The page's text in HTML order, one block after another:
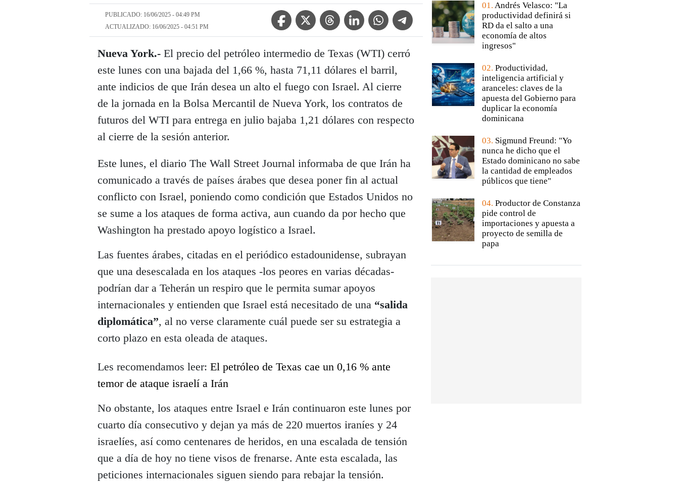
PUBLICADO: 16/06/2025 - 04:49 PM
ACTUALIZADO: 16/06/2025 - 04:51 PM
Facebook IconTwitter IconThreads IconLinkedin IconWhatsApp IconTelegram Icon
Nueva York.- El precio del petróleo intermedio de Texas (WTI) cerró
este lunes con una bajada del 1,66 %, hasta 71,11 dólares el barril,
ante indicios de que Irán desea un alto el fuego con Israel. Al cierre
de la jornada en la Bolsa Mercantil de Nueva York, los contratos de
futuros del WTI para entrega en julio bajaba 1,21 dólares con respecto
al cierre de la sesión anterior.
Este lunes, el diario The Wall Street Journal informaba de que Irán ha
comunicado a través de países árabes que desea poner fin al actual
conflicto con Israel, poniendo como condición que Estados Unidos no
se sume a los ataques de forma activa, aun cuando da por hecho que
Washington ha prestado apoyo logístico a Israel.
Las fuentes árabes, citadas en el periódico estadounidense, subrayan
que una desescalada en los ataques -los peores en varias décadas-
podrían dar a Teherán un respiro que le permita sumar apoyos
internacionales y entienden que Israel está necesitado de una “salida
diplomática”, al no verse claramente cuál puede ser su estrategia a
corto plazo en esta oleada de ataques.
Les recomendamos leer: El petróleo de Texas cae un 0,16 % ante
temor de ataque israelí a Irán
No obstante, los ataques entre Israel e Irán continuaron este lunes por
cuarto día consecutivo y dejan ya más de 220 muertos iraníes y 24
israelíes, así como centenares de heridos, en una escalada de tensión
que a día de hoy no tiene visos de frenarse. Ante esta escalada, las
peticiones internacionales siguen siendo para rebajar la tensión.
01. Andrés Velasco: "La
productividad definirá si
RD da el salto a una
economía de altos
ingresos"
02. Productividad,
inteligencia artificial y
aranceles: claves de la
apuesta del Gobierno para
duplicar la economía
dominicana
03. Sigmund Freund: "Yo
nunca he dicho que el
Estado dominicano no sabe
la cantidad de empleados
públicos que tiene"
04. Productor de Constanza
pide control de
importaciones y apuesta a
proyecto de semilla de
papa